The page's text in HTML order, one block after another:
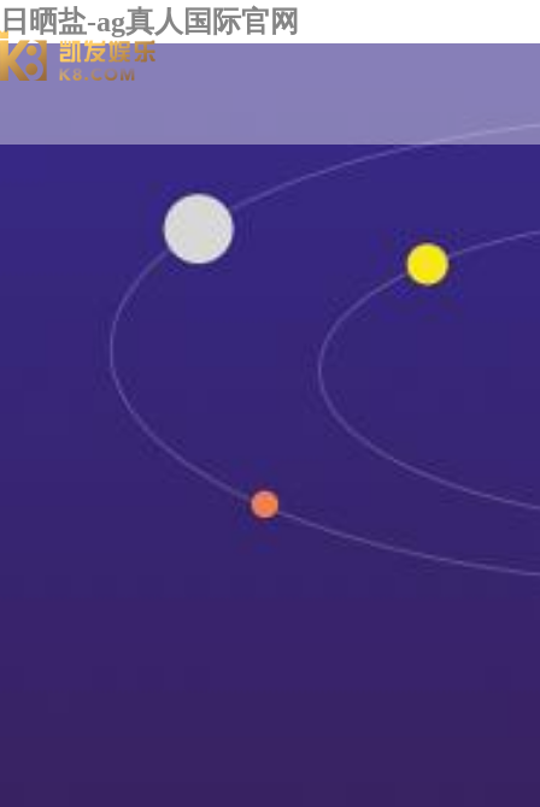
日晒盐-ag真人国际官网